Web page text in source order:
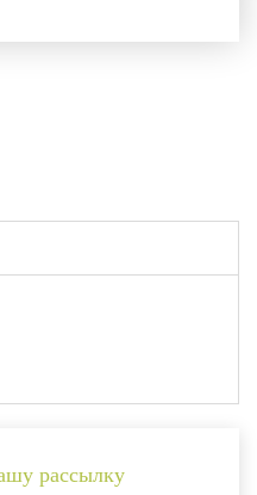
рассылку